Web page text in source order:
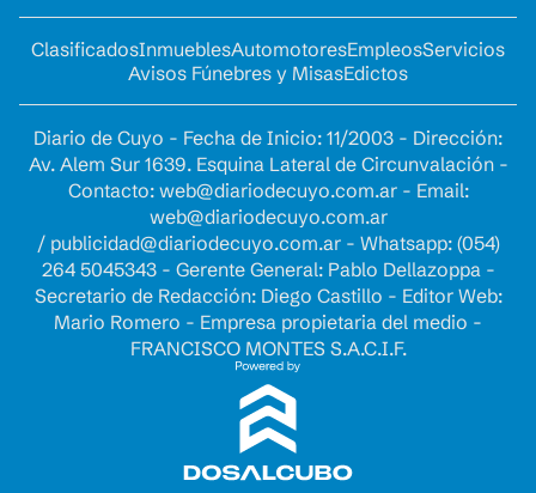
ClasificadosInmueblesAutomotoresEmpleosServicios
Avisos Fúnebres y MisasEdictos
Diario de Cuyo - Fecha de Inicio: 11/2003 - Dirección:
Av. Alem Sur 1639. Esquina Lateral de Circunvalación -
Contacto: web@diariodecuyo.com.ar- Email:
web@diariodecuyo.com.ar
/ publicidad@diariodecuyo.com.ar- Whatsapp: (054)
264 5045343 - Gerente General: Pablo Dellazoppa -
Secretario de Redacción: Diego Castillo - Editor Web:
Mario Romero - Empresa propietaria del medio -
FRANCISCO MONTES S.A.C.I.F.